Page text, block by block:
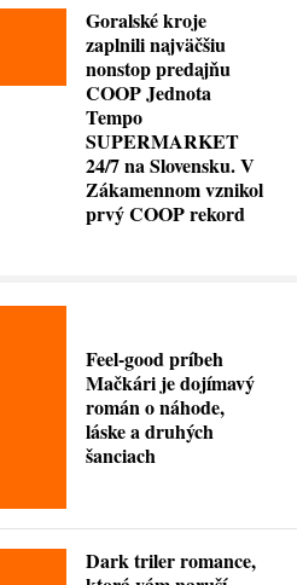
Goralské kroje
zaplnili najväčšiu
nonstop predajňu
COOP Jednota
Tempo
SUPERMARKET
24/7 na Slovensku. V
Zákamennom vznikol
prvý COOP rekord
Feel-good príbeh
Mačkári je dojímavý
román o náhode,
láske a druhých
šanciach
Dark triler romance,